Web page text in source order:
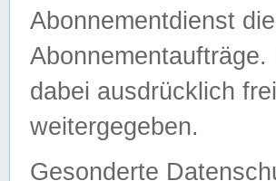
Abonnementdienst
dabei ausdrücklich
weitergegeben.
Gesonderte